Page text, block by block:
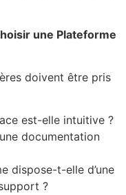
une Plateforme
doivent être pris
est-elle intuitive ?
documentation
dispose-t-elle d’une
?